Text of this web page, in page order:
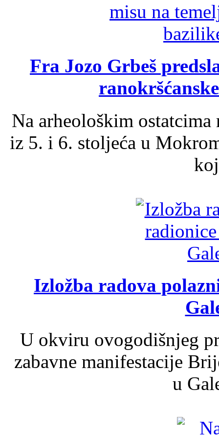
Fra Jozo Grbeš
Na arheološkim
iz 5. i 6. stoljeća u
Izložba radova
U okviru ovogodišnjeg
zabavne manifestacije
u